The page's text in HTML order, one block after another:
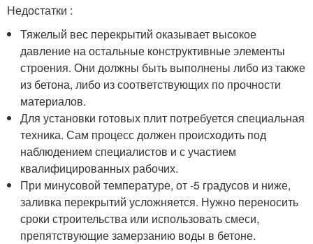
Недостатки :
Тяжелый вес перекрытий оказывает высокое
давление на остальные конструктивные элементы
строения. Они должны быть выполнены либо из также
из бетона, либо из соответствующих по прочности
материалов.
Для установки готовых плит потребуется специальная
техника. Сам процесс должен происходить под
наблюдением специалистов и с участием
квалифицированных рабочих.
При минусовой температуре, от -5 градусов и ниже,
заливка перекрытий усложняется. Нужно переносить
сроки строительства или использовать смеси,
препятствующие замерзанию воды в бетоне.